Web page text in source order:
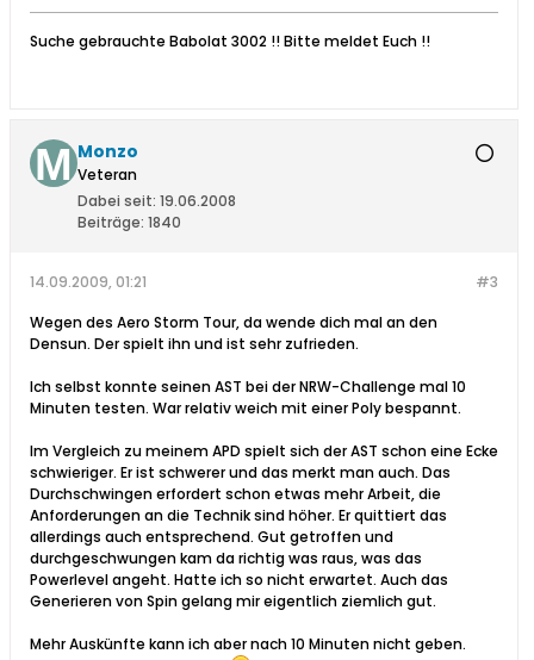
Suche gebrauchte Babolat 3002 !! Bitte meldet Euch !!
Monzo
Veteran
Dabei seit: 19.06.2008
Beiträge: 1840
#3
14.09.2009, 01:21
Wegen des Aero Storm Tour, da wende dich mal an den
Densun. Der spielt ihn und ist sehr zufrieden.
Ich selbst konnte seinen AST bei der NRW-Challenge mal 10
Minuten testen. War relativ weich mit einer Poly bespannt.
Im Vergleich zu meinem APD spielt sich der AST schon eine Ecke
schwieriger. Er ist schwerer und das merkt man auch. Das
Durchschwingen erfordert schon etwas mehr Arbeit, die
Anforderungen an die Technik sind höher. Er quittiert das
allerdings auch entsprechend. Gut getroffen und
durchgeschwungen kam da richtig was raus, was das
Powerlevel angeht. Hatte ich so nicht erwartet. Auch das
Generieren von Spin gelang mir eigentlich ziemlich gut.
Mehr Auskünfte kann ich aber nach 10 Minuten nicht geben.